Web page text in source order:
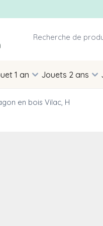
1 an Jouets 2 ans
en bois Vilac, H